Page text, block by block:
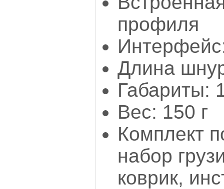
профиля
Длина
Габариты:
Вес: 150 г
Комплект
набор
коврик,